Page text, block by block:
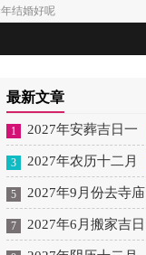
结婚好呢
最新文章
1 2027年安葬吉日一
览表 2027年12月安葬吉
日一览表
3 2027年农历十二月
安床吉日 2027年正月安
床吉日吉时查询
5 2027年9月份去寺庙
祈福的日子 2027年5月
7 2027年6月搬家吉日